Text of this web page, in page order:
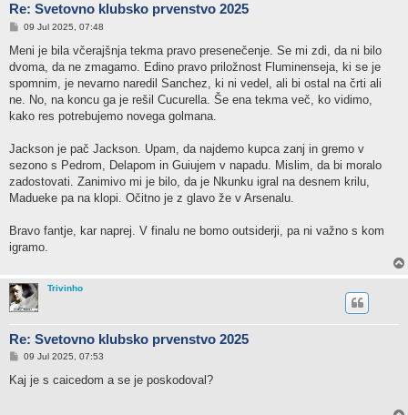
Re: Svetovno klubsko prvenstvo 2025
P
s
09 Jul 2025, 07:48
Meni je bila včerajšnja tekma pravo presenečenje. Se mi zdi, da ni bilo
dvoma, da ne zmagamo. Edino pravo priložnost Fluminenseja, ki se je
spomnim, je nevarno naredil Sanchez, ki ni vedel, ali bi ostal na črti ali
ne. No, na koncu ga je rešil Cucurella. Še ena tekma več, ko vidimo,
kako res potrebujemo novega golmana.
Jackson je pač Jackson. Upam, da najdemo kupca zanj in gremo v
sezono s Pedrom, Delapom in Guiujem v napadu. Mislim, da bi moralo
zadostovati. Zanimivo mi je bilo, da je Nkunku igral na desnem krilu,
Madueke pa na klopi. Očitno je z glavo že v Arsenalu.
Bravo fantje, kar naprej. V finalu ne bomo outsiderji, pa ni važno s kom
igramo.
Trivinho
Re: Svetovno klubsko prvenstvo 2025
P
s
09 Jul 2025, 07:53
Kaj je s caicedom a se je poskodoval?